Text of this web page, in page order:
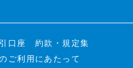
口座 約款・規定集
ご利用にあたって